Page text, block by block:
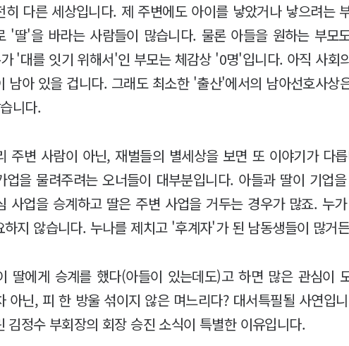
히 다른 세상입니다. 제 주변에도 아이를 낳았거나 낳으려는
'딸'을 바라는 사람들이 많습니다. 물론 아들을 원하는 부모
'대를 잇기 위해서'인 부모는 체감상 '0명'입니다. 아직 사회
남아 있을 겁니다. 그래도 최소한 '출산'에서의 남아선호사상
니다.
주변 사람이 아닌, 재벌들의 별세상을 보면 또 이야기가 다
업을 물려주려는 오너들이 대부분입니다. 아들과 딸이 기업
사업을 승계하고 딸은 주변 사업을 거두는 경우가 많죠. 누
하지 않습니다. 누나를 제치고 '후계자'가 된 남동생들이 많거
딸에게 승계를 했다(아들이 있는데도)고 하면 많은 관심이
아닌, 피 한 방울 섞이지 않은 며느리다? 대서특필될 사연입
김정수 부회장의 회장 승진 소식이 특별한 이유입니다.